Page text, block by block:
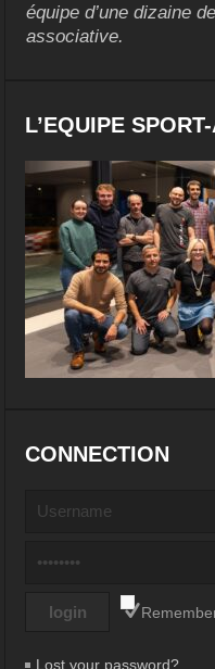
équipe d’une dizaine
associative.
L’EQUIPE
CONNECTION
Lost your password?